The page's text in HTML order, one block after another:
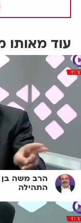
עוד מאותו
הרב משה בן
התהילה